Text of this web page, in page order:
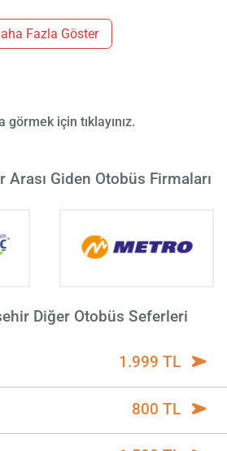
Fazla Göster
görmek için tıklayınız.
Arası Giden Otobüs Firmaları
Diğer Otobüs Seferleri
1.999 TL
800 TL